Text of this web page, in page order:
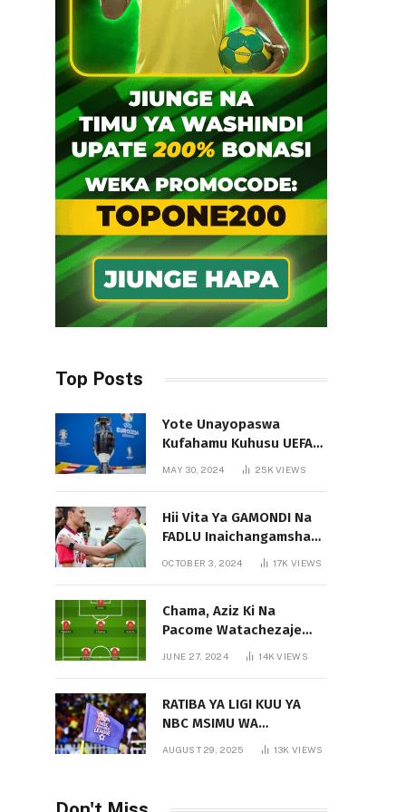
Top Posts
Yote Unayopaswa
Kufahamu Kuhusu UEFA
EURO 2024 German
MAY 30, 2024 25KVIEWS
Hii Vita Ya GAMONDI Na
FADLU Inaichangamsha
OCTOBER 3, 2024 17KVIEWS
Chama, Aziz Ki Na
Pacome Watachezaje
JUNE 27, 2024 14KVIEWS
RATIBA YA LIGI KUU YA
NBC MSIMU WA
AUGUST 29, 2025 13KVIEWS